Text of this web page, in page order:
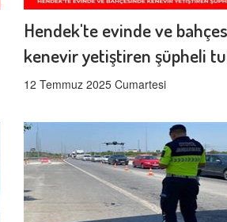
Hendek'te evinde ve
kenevir yetiştiren şüpheli
12 Temmuz 2025 Cumartesi